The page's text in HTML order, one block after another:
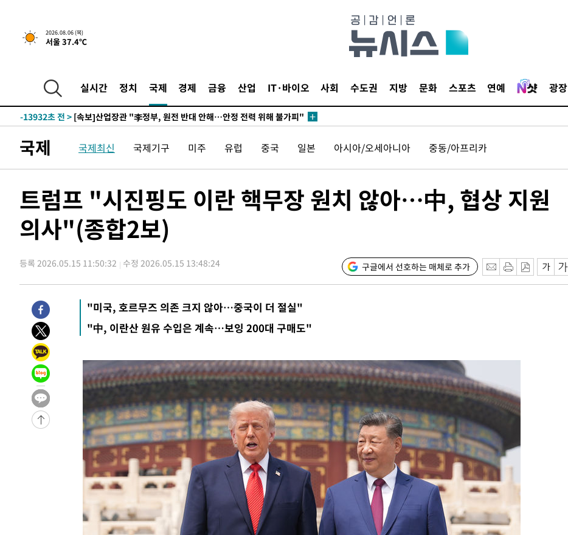
2026.08.06 (목)
서울 37.4℃
실시간 정치 국제 경제 금융 산업 IT·바이오 사회 수도권 지방 문화 스포츠 연예 광장
-28151초 전 >"여기 떨어졌다"…다누리, 스페이스X 로켓 달 충돌 흔적 포착
-25196초 전 > 손흥민, 5경기 연속골 실패…LAFC는 승부차기 끝 과달라하라 격파
-17434초 전 >
트럼프, 한국계 진보 주지사 후보 맹공…"공산주의가 최대 위협"
-17412초 전 >
-13932초 전 > [속보]산업장관 "李정부, 원전 반대 안해…안정 전력 위해 불가피"
색
-12016초 전 >
[속보]산업장관 "美무역법 제301조 과잉생산 결과 발표 8월 중 예
-11809초 전 >[속보]코스피 매도사이드카 발동…4%대 급락
-8642초 전 >서울 열대야 15일째 지속…비공식 '초열대야' 30도 넘어
-7209초 전 >[속보]코스닥, 2.15포인트(0.27%) 내린 797.44 출발
-7192초 전 >
[속보]코스피, 119.51포인트(1.81%) 내린 6478.75 개장
-3590초 전 >서울 낮 39도 '폭염중대경보'…40도 관측 가능성도
-952초 전 >미 워싱턴주 스포캔 시의 통제불능 3개 산불, 방화선 일부 구축
1시간 전 >
[속보] 호르무즈 해협 이란-오만 협상 기대속 뉴욕증시 혼조 마감 다우
0.49%↑
-30777초 전 >
[속보]코스닥, 800p 회복…0.26% 오른 801.67 마감
-30707초 전 >
[속보]코스피, 301.88포인트(4.58%) 내린 6296.38 마감
-30572초 전 >
-28171초 전 >
"여기 떨어졌다"…다누리, 스페이스X 로켓 달 충돌 흔적 포착
-25216초 전 >
손흥민, 5경기 연속골 실패…LAFC는 승부차기 끝 과달라하라 격파
-17817초 전 >
내일까지 39도 '펄펄'…기상청 "태풍 지나며 폭염 잠시 꺾인다"
-17454초 전 >
트럼프, 한국계 진보 주지사 후보 맹공…"공산주의가 최대 위협"
"美간섭에 합의 지연"…트럼프, '이란 호르무즈 통제권' 수용할까
[속보]산업장관 "李정부, 원전 반대 안해…안정 전력 위해 불가피"
[속보]경찰, '홍명보 선임 논란' 대한축구협회·축구회관 등 압수수
[속보]산업장관 "美무역법 제301조 과잉생산 결과 발표 8월 중 예
[속보]코스피 매도사이드카 발동…4%대 급락
[속보]전남광주 초대 시민추천 부시장에 백승주·윤난실
국제 국제최신 국제기구 미주 유럽 중국 일본 아시아/오세아니아 중동/아프리카
트럼프 "시진핑도 이란 핵무장 원치 않아…中, 협상 지원
의사"(종합2보)
등록 2026.05.15 11:50:32 수정 2026.05.15 13:48:24 구글에서 선호하는 매체로 추가
"미국, 호르무즈 의존 크지 않아…중국이 더 절실"
"中, 이란산 원유 수입은 계속…보잉 200대 구매도"